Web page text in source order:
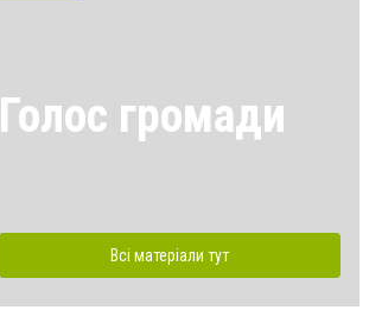
Голос громади
Всі матеріали тут